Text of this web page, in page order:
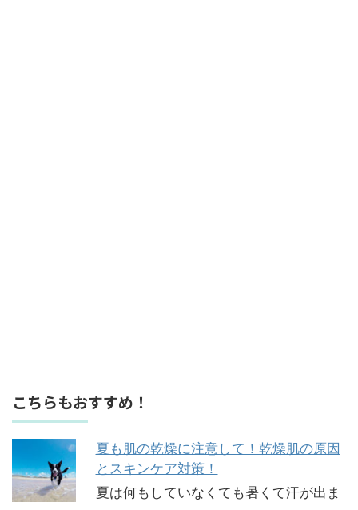
こちらもおすすめ！
夏も肌の乾燥に注意して！乾燥肌の原因
とスキンケア対策！
夏は何もしていなくても暑くて汗が出ま